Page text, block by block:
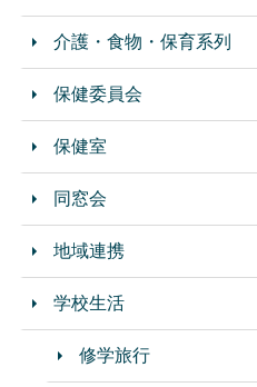
介護・食物・保育系列
保健委員会
保健室
同窓会
地域連携
学校生活
修学旅行